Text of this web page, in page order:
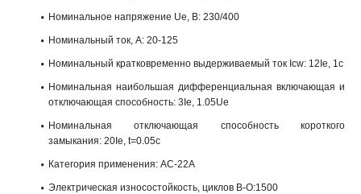
Номинальное напряжение Ue, B: 230/400
Номинальный ток, А: 20-125
Номинальный кратковременно выдерживаемый ток Icw: 12Ie, 1с
Номинальная наибольшая дифференциальная включающая и
отключающая способность: 3Ie, 1.05Ue
Номинальная отключающая способность короткого
замыкания: 20Ie, t=0.05c
Категория применения: AC-22A
Электрическая износостойкость, циклов В-О:1500